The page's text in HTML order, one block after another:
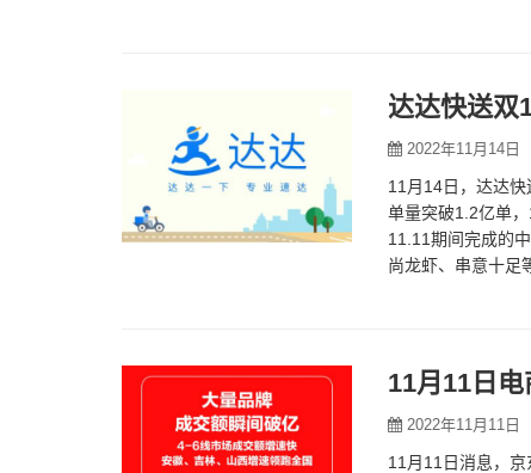
达达快送双
2022年11月14日
11月14日，达达
单量突破1.2亿单
11.11期间完成的
尚龙虾、串意十足
11月11日
2022年11月11日
11月11日消息，